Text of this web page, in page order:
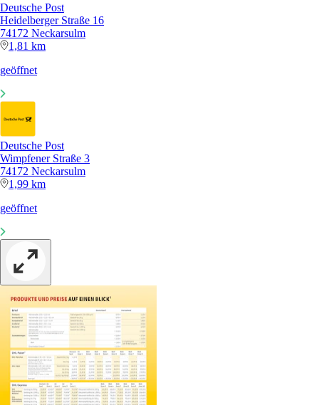
Deutsche Post
Heidelberger Straße 16
74172 Neckarsulm
1,81 km
geöffnet
Deutsche Post
Wimpfener Straße 3
74172 Neckarsulm
1,99 km
geöffnet